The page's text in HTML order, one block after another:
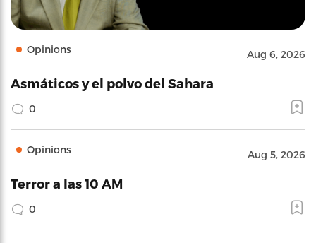
Opinions Aug 6, 2026
Asmáticos y el polvo del Sahara
0
Opinions Aug 5, 2026
Terror a las 10 AM
0